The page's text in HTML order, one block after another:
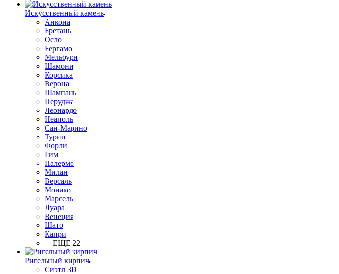
Искусственный камень
Анкона
Бретань
Осло
Бергамо
Мельбурн
Шамони
Корсика
Верона
Шампань
Перуджа
Леонардо
Неаполь
Сан-Марино
Турин
Форли
Рим
Палермо
Милан
Версаль
Монако
Марсель
Луара
Венеция
Шато
Капри
+ ЕЩЕ 22
Ригельный кирпич
Сиэтл 3D